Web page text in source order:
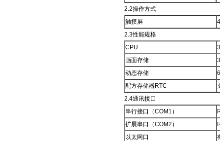
2.2操作方式
触摸屏
2.3性能规格
CPU
画面存储
动态存储
配方存储器RTC
2.4通讯接口
串行接口（COM1）
扩展串口（COM2）
以太网口